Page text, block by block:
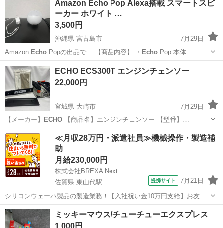
Amazon Echo Pop Alexa搭載 スマートスピ
ーカー ホワイト …
3,500円
沖縄県 宮古島市
7月29日
Amazon EchoPopの出品で… 【商品内容】 ・ EchoPop 本体 …
沖縄 宮古島市
ECHO ECS300T エンジンチェンソー
22,000円
宮城県 大崎市
7月29日
【メーカー】
ECHO【商品名】エンジンチェンソー 【型番】
ECS300T 【全長】約257㎜ 【全幅】約214㎜ 【重量】約3㎏(乾燥重量
時) 【付属品】説明書、メンテナンス用工具 その他、状態は店頭で
ご...
宮城 大崎市 その他
≪月収28万円・派遣社員≫機械操作・製造補
助
月給230,000円
株式会社BREXA Next
佐賀県 東山代駅
提携サイト 7月21日
シリコンウェーハ製品の製造業務！【入社祝い金10万円支給】お友達
やカップルとの応募OK◎年間休日129日＆休出なしでプライベート充
実♪業務はクリーンルームで快適作業◎自社正社員登用制度あり★1食
300円～の格安食堂あり！《佐...
佐賀 伊万里市 東山代駅
ミッキーマウス/チューチューエクスプレス
1,000円